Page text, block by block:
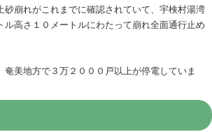
砂崩れがこれまでに確認されていて、宇検村湯湾
ル高さ１０メートルにわたって崩れ全面通行止め
奄美地方で３万２０００戸以上が停電していま